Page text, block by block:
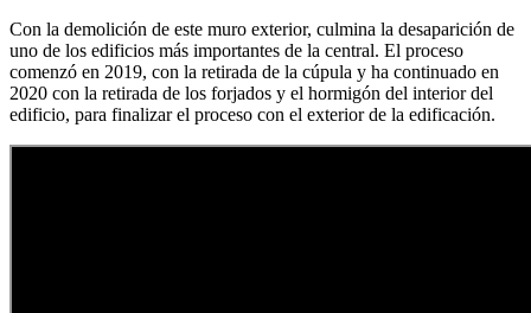
Con la demolición de este muro exterior, culmina la desaparición de
uno de los edificios más importantes de la central. El proceso
comenzó en 2019, con la retirada de la cúpula y ha continuado en
2020 con la retirada de los forjados y el hormigón del interior del
edificio, para finalizar el proceso con el exterior de la edificación.